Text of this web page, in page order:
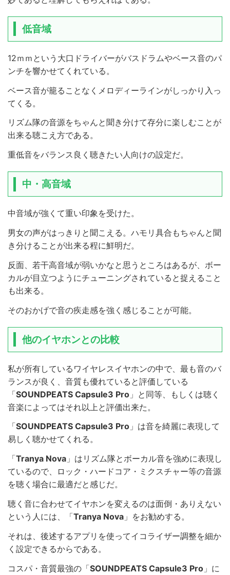
低音域
12ｍｍという大口ドライバーがバスドラムやベース音のパ
ンチを響かせてくれている。
ベース音が籠ることなくメロディーラインがしっかり入っ
てくる。
リズム隊の音源をちゃんと聞き分けて存分に楽しむことが
出来る聴こえ方である。
重低音をバランス良く聴きたい人向けの設定だ。
中・高音域
中音域が強くて重い印象を受けた。
男女の声がはっきりと聞こえる。ハモリ具合もちゃんと聞
き分けることが出来る程に鮮明だ。
反面、若干高音域が弱いかなと思うところはあるが、ボー
カルが目立つようにチューニングされていると捉えること
も出来る。
そのおかげで音の疾走感を強く感じることが可能。
他のイヤホンとの比較
私が所有しているワイヤレスイヤホンの中で、最も音のバ
ランスが良く、音質も優れていると評価している
「SOUNDPEATS Capsule3 Pro 」と同等、もしくは聴く
音楽によってはそれ以上と評価出来た。
「SOUNDPEATS Capsule3 Pro 」は音を綺麗に表現して
易しく聴かせてくれる。
「Tranya Nova 」はリズム隊とボーカル音を強めに表現し
ているので、ロック・ハードコア・ミクスチャー等の音源
を聴く場合に最適だと感じだ。
聴く音に合わせてイヤホンを変えるのは面倒・ありえない
という人には、「Tranya Nova 」をお勧めする。
それは、後述するアプリを使ってイコライザー調整を細か
く設定できるからである。
コスパ・音質最強の「SOUNDPEATS Capsule3 Pro 」に